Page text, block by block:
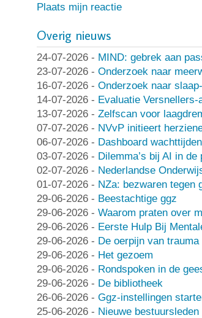
Plaats mijn reactie
Overig nieuws
24-07-2026 - MIND: gebrek aan
23-07-2026 - Onderzoek naar
16-07-2026 - Onderzoek naar
14-07-2026 - Evaluatie
13-07-2026 - Zelfscan voor
07-07-2026 - NVvP initieert
06-07-2026 - Dashboard
03-07-2026 - Dilemma’s bij AI in de
02-07-2026 - Nederlandse
01-07-2026 - NZa: bezwaren tegen
29-06-2026 - Beestachtige ggz
29-06-2026 - Waarom praten over
29-06-2026 - Eerste Hulp Bij
29-06-2026 - De oerpijn van trauma
29-06-2026 - Het gezoem
29-06-2026 - Rondspoken in de
29-06-2026 - De bibliotheek
26-06-2026 - Ggz-instellingen
25-06-2026 - Nieuwe bestuursleden